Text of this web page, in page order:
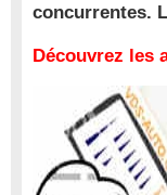
concurrentes.
Découvrez les